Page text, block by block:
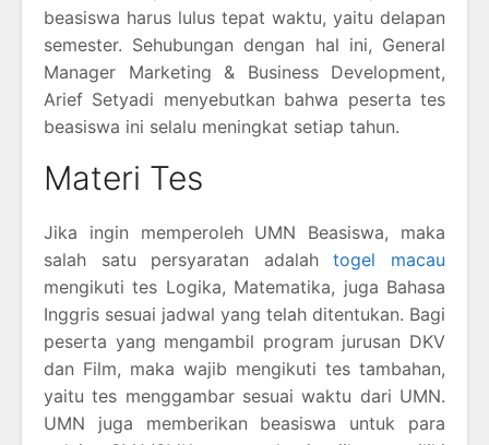
beasiswa harus lulus tepat waktu, yaitu delapan
semester. Sehubungan dengan hal ini, General
Manager Marketing & Business Development,
Arief Setyadi menyebutkan bahwa peserta tes
beasiswa ini selalu meningkat setiap tahun.
Materi Tes
Jika ingin memperoleh UMN Beasiswa, maka
salah satu persyaratan adalahtogel macau
mengikuti tes Logika, Matematika, juga Bahasa
Inggris sesuai jadwal yang telah ditentukan. Bagi
peserta yang mengambil program jurusan DKV
dan Film, maka wajib mengikuti tes tambahan,
yaitu tes menggambar sesuai waktu dari UMN.
UMN juga memberikan beasiswa untuk para